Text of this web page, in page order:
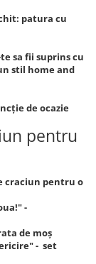
patura cu
sa fii suprins cu
stil home and
de ocazie
pentru
craciun pentru o
-
de moș
- set